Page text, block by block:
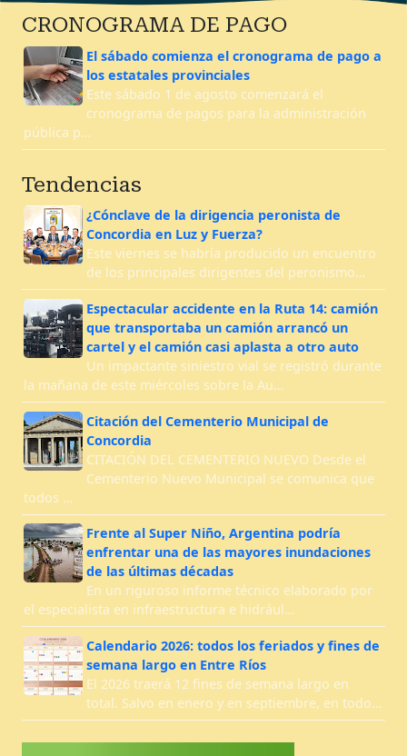
CRONOGRAMA DE PAGO
El sábado comienza el cronograma de pago a
los estatales provinciales
Este sábado 1 de agosto comenzará el
cronograma de pagos para la administración
pública p…
Tendencias
¿Cónclave de la dirigencia peronista de
Concordia en Luz y Fuerza?
Este viernes se habría producido un encuentro
de los principales dirigentes del peronismo…
Espectacular accidente en la Ruta 14: camión
que transportaba un camión arrancó un
cartel y el camión casi aplasta a otro auto
Un impactante siniestro vial se registró durante
la mañana de este miércoles sobre la Au…
Citación del Cementerio Municipal de
Concordia
CITACIÓN DEL CEMENTERIO NUEVO Desde el
Cementerio Nuevo Municipal se comunica que
todos …
Frente al Super Niño, Argentina podría
enfrentar una de las mayores inundaciones
de las últimas décadas
En un riguroso informe técnico elaborado por
el especialista en infraestructura e hidrául…
Calendario 2026: todos los feriados y fines de
semana largo en Entre Ríos
El 2026 traerá 12 fines de semana largo en
total. Salvo en enero y en septiembre, en todo…